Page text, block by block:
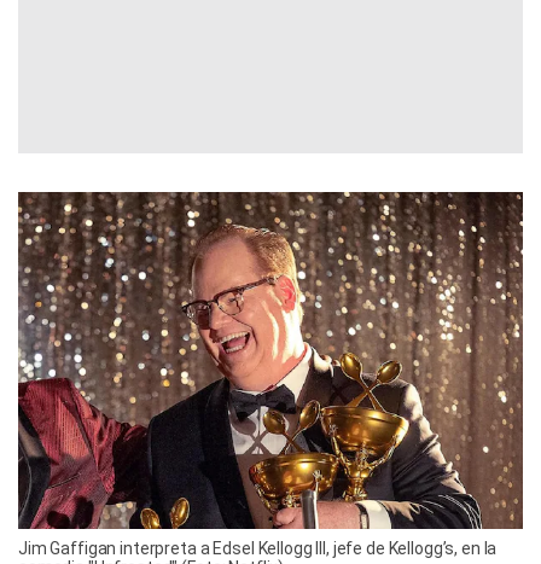
Jim Gaffigan interpreta a Edsel Kellogg III, jefe de Kellogg’s, en la